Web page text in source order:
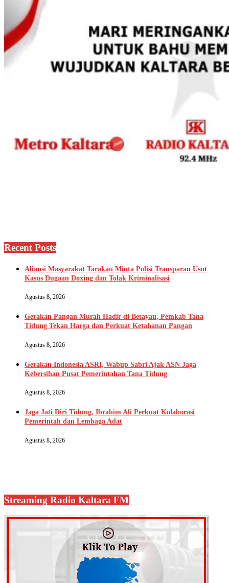
Recent Posts
Aliansi Masyarakat Tarakan Minta Polisi Transparan Usut
Kasus Dugaan Doxing dan Tolak Kriminalisasi
Agustus 8, 2026
Gerakan Pangan Murah Hadir di Betayau, Pemkab Tana
Tidung Tekan Harga dan Perkuat Ketahanan Pangan
Agustus 8, 2026
Gerakan Indonesia ASRI, Wabup Sabri Ajak ASN Jaga
Kebersihan Pusat Pemerintahan Tana Tidung
Agustus 8, 2026
Jaga Jati Diri Tidung, Ibrahim Ali Perkuat Kolaborasi
Pemerintah dan Lembaga Adat
Agustus 8, 2026
Streaming Radio Kaltara FM